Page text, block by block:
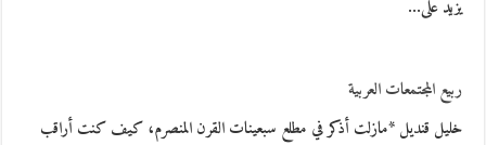
يزيد على…
ربيع المجتمعات العربية
خليل قنديل *مازلت أذكر في مطلع سبعينات القرن المنصرم، كيف كنت أراقب